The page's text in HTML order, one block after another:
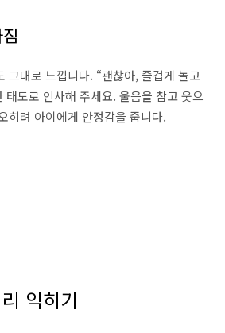
그대로 느낍니다. “괜찮아, 즐겁게 놀고
태도로 인사해 주세요. 울음을 참고 웃으
히려 아이에게 안정감을 줍니다.
익히기